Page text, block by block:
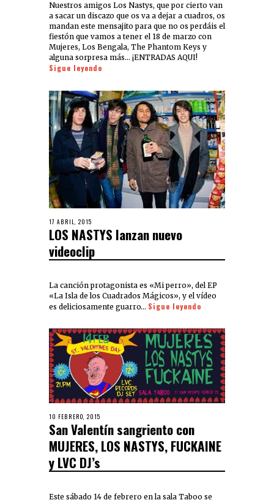
Nuestros amigos Los Nastys, que por cierto van
a sacar un discazo que os va a dejar a cuadros, os
mandan este mensajito para que no os perdáis el
fiestón que vamos a tener el 18 de marzo con
Mujeres, Los Bengala, The Phantom Keys y
alguna sorpresa más… ¡ENTRADAS AQUI!
Sigue leyendo
17 ABRIL, 2015
LOS NASTYS lanzan nuevo
videoclip
La canción protagonista es «Mi perro», del EP
«La Isla de los Cuadrados Mágicos», y el vídeo
es deliciosamente guarro… Sigue leyendo
10 FEBRERO, 2015
San Valentín sangriento con
MUJERES, LOS NASTYS, FUCKAINE
y LVC DJ’s
Este sábado 14 de febrero en la sala Taboo se